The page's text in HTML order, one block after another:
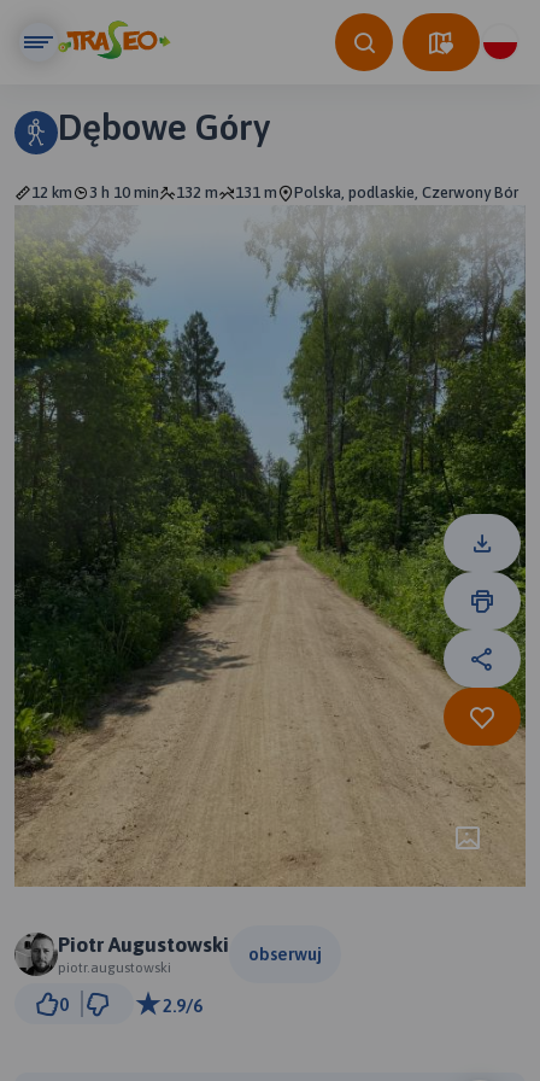
Dębowe Góry
12 km 3 h 10 min 132 m 131 m Polska, podlaskie, Czerwony Bór
Piotr Augustowski
piotr.augustowski
obserwuj
0 2.9/6